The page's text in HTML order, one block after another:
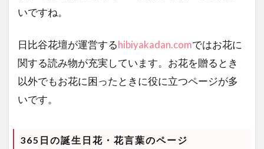
いですね。
日比谷花壇が運営するhibiyakadan.comではお花に
関する読み物が充実しています。お花を贈るとき
以外でもお花に困ったときに役に立つページが多
いです。
365日の誕生日花・花言葉のページ